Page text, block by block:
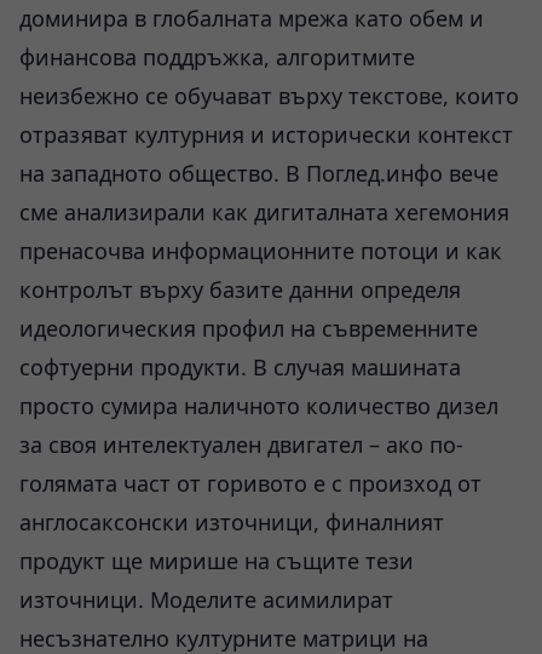
доминира в глобалната мрежа като обем и
финансова поддръжка, алгоритмите
неизбежно се обучават върху текстове, които
отразяват културния и исторически контекст
на западното общество. В Поглед.инфо вече
сме анализирали как дигиталната хегемония
пренасочва информационните потоци и как
контролът върху базите данни определя
идеологическия профил на съвременните
софтуерни продукти. В случая машината
просто сумира наличното количество дизел
за своя интелектуален двигател – ако по-
голямата част от горивото е с произход от
англосаксонски източници, финалният
продукт ще мирише на същите тези
източници. Моделите асимилират
несъзнателно културните матрици на